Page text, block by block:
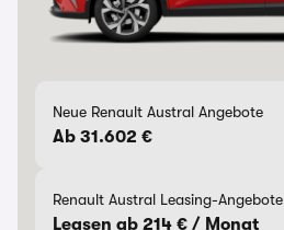
Neue Renault Austral Angebote
Ab 31.602 €
Renault Austral Leasing-Angebote
Leasen ab 214 € / Monat